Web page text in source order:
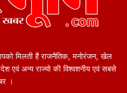
मिलती हैं राजनैतिक, मनोरंजन, खेल
एवं अन्य राज्यो की विश्वशनीय एवं सबसे
।